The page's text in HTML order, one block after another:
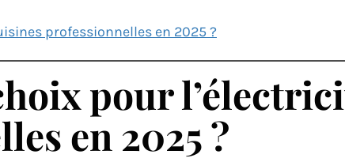
professionnelles en 2025 ?
pour
en 2025 ?